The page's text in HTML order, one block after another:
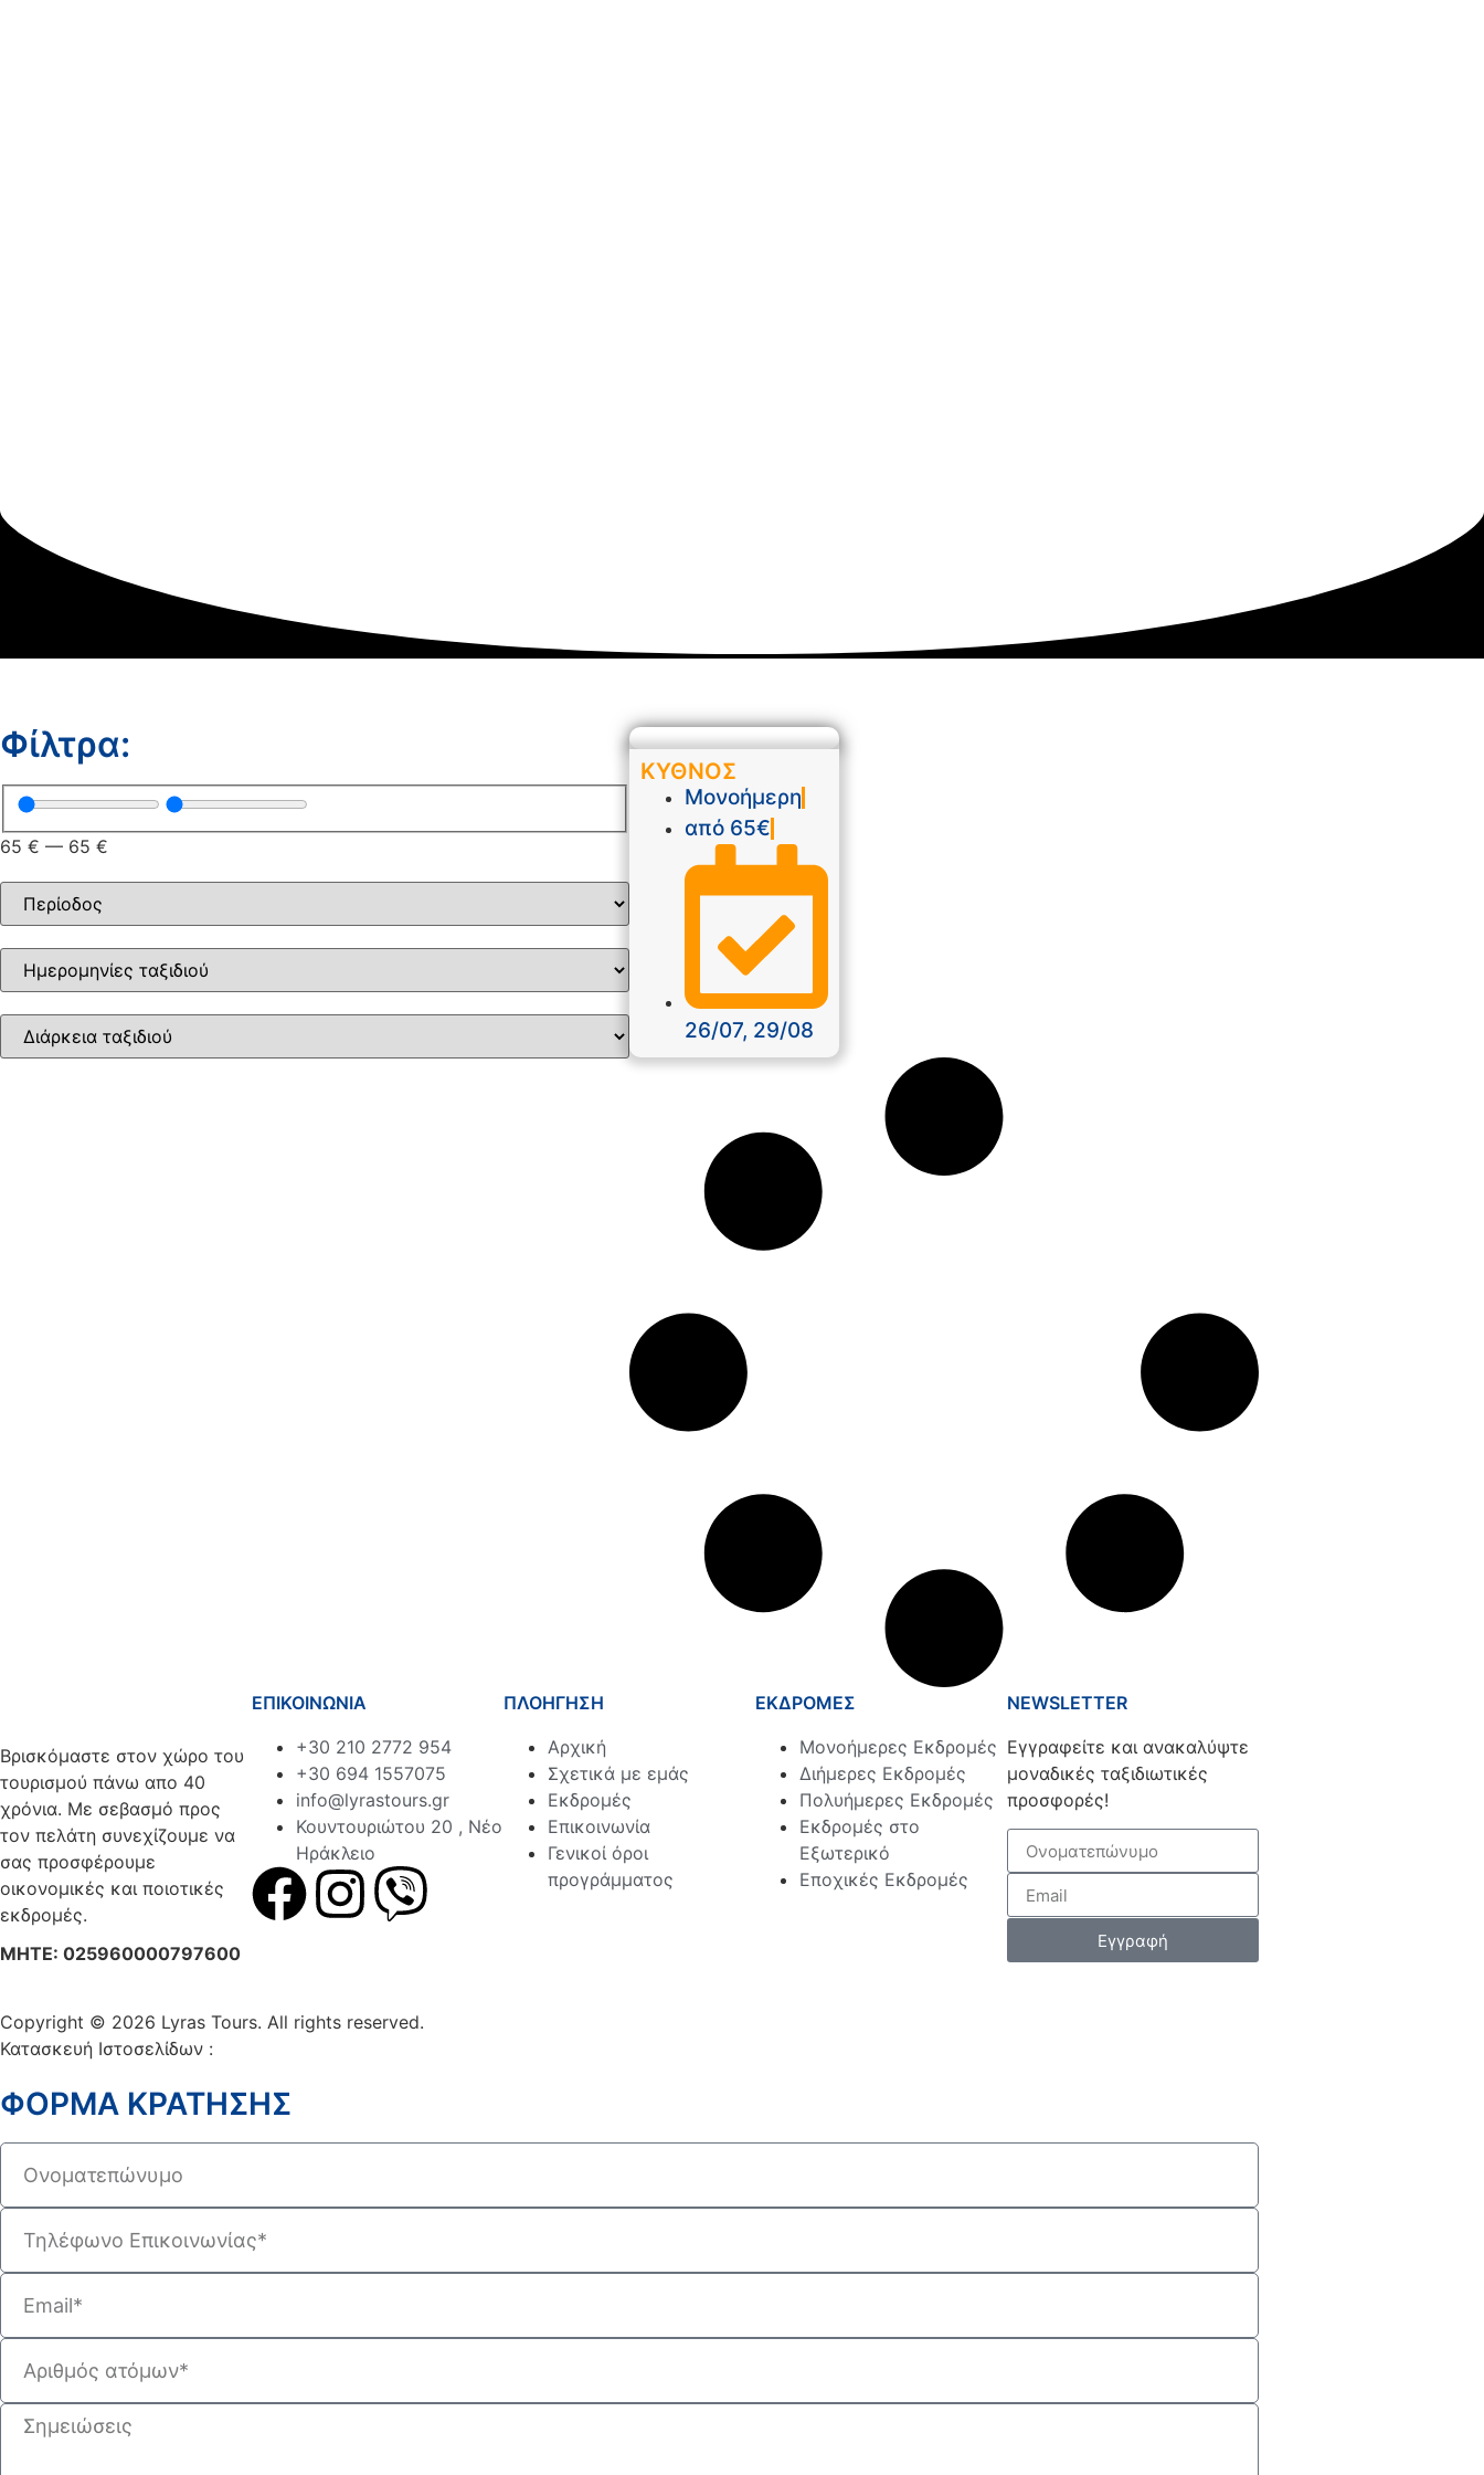
Φίλτρα:
65 € — 65 €
ΚΥΘΝΟΣ
Μονοήμερη
από 65€
26/07, 29/08
Βρισκόμαστε στον χώρο του
τουρισμού πάνω απο 40
χρόνια. Με σεβασμό προς
τον πελάτη συνεχίζουμε να
σας προσφέρουμε
οικονομικές και ποιοτικές
εκδρομές.
ΜΗΤΕ: 025960000797600
ΕΠΙΚΟΙΝΩΝΙΑ
+30 210 2772 954
+30 694 1557075
info@lyrastours.gr
Κουντουριώτου 20 , Νέο
Ηράκλειο
ΠΛΟΗΓΗΣΗ
Αρχική
Σχετικά με εμάς
Εκδρομές
Επικοινωνία
Γενικοί όροι
προγράμματος
ΕΚΔΡΟΜΕΣ
Μονοήμερες Εκδρομές
Διήμερες Εκδρομές
Πολυήμερες Εκδρομές
Εκδρομές στο
Εξωτερικό
Εποχικές Εκδρομές
NEWSLETTER
Εγγραφείτε και ανακαλύψτε
μοναδικές ταξιδιωτικές
προσφορές!
Εγγραφή
Copyright © 2026 Lyras Tours. All rights reserved.
Κατασκευή Ιστοσελίδων :
ΦΟΡΜΑ ΚΡΑΤΗΣΗΣ